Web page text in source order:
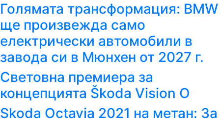
Голямата трансформация: BMW
ще произвежда само
електрически автомобили в
завода си в Мюнхен от 2027 г.
Световна премиера за
концепцията Škoda Vision O
Skoda Octavia 2021 на метан: За